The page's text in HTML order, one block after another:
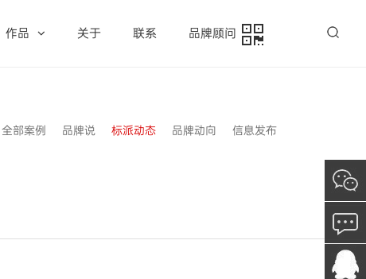
作品 关于 联系 品牌顾问
全部案例 品牌说 标派动态 品牌动向 信息发布